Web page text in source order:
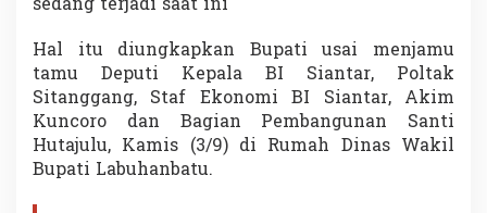
n
i
D
a
l
a
sedang terjadi saat ini
Hal itu diungkapkan Bupati usai menjamu
tamu Deputi Kepala BI Siantar, Poltak
Sitanggang, Staf Ekonomi BI Siantar, Akim
Kuncoro dan Bagian Pembangunan Santi
Hutajulu, Kamis (3/9) di Rumah Dinas Wakil
Bupati Labuhanbatu.